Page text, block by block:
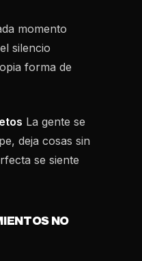
momento
silencio
forma de
La gente se
deja cosas sin
se siente
NO